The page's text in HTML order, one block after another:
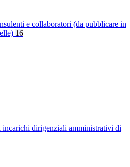
e collaboratori (da pubblicare in
16
incarichi dirigenziali amministrativi di